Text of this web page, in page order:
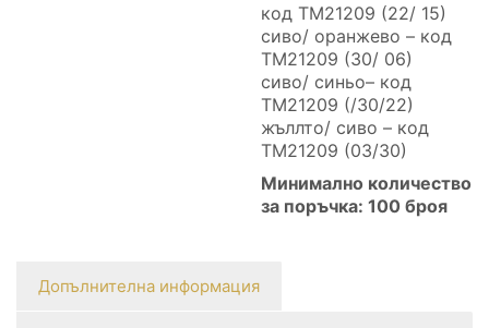
код ТМ21209 (22/ 15)
сиво/ оранжево – код
ТМ21209 (30/ 06)
сиво/ синьо– код
ТМ21209 (/30/22)
жъллто/ сиво – код
TM21209 (03/30)
Минимално количество
за поръчка: 100 броя
Допълнителна информация